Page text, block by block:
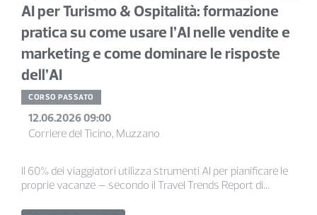
AI per Turismo & Ospitalità: formazione
pratica su come usare l’AI nelle vendite e
marketing e come dominare le risposte
dell’AI
CORSO PASSATO
12.06.2026 09:00
Corriere del Ticino, Muzzano
Il 60% dei viaggiatori utilizza strumenti AI per pianificare le
proprie vacanze — secondo il Travel Trends Report di